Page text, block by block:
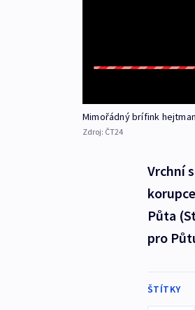
Mimořádný brífink
Zdroj: ČT24
Vrchní
Půta
pro
ŠTÍTKY